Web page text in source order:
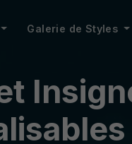
Galerie de Styles